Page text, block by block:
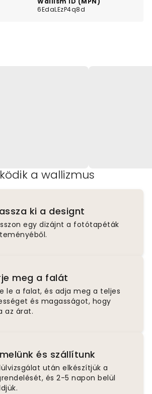
6EdaLEzP4q8d
a wallizmus
ki a designt
egy dizájnt a fotótapéták
meg a falát
le a falat, és adja meg a teljes
és magasságot, hogy
az árat.
és szállítunk
után elkészítjük a
és 2-5 napon belül